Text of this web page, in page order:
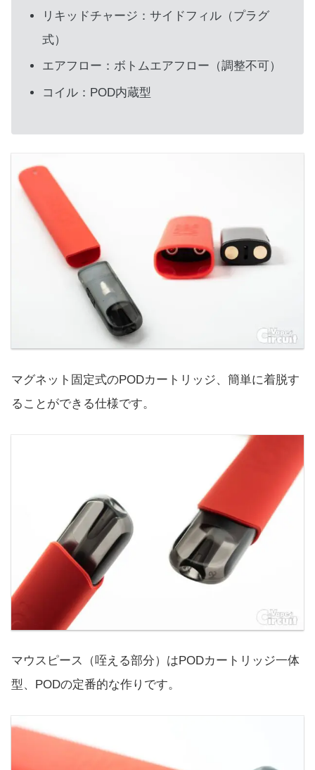
リキッドチャージ：サイドフィル（プラグ
式）
エアフロー：ボトムエアフロー（調整不可）
コイル：POD内蔵型
マグネット固定式のPODカートリッジ、簡単に着脱す
ることができる仕様です。
マウスピース（咥える部分）はPODカートリッジ一体
型、PODの定番的な作りです。